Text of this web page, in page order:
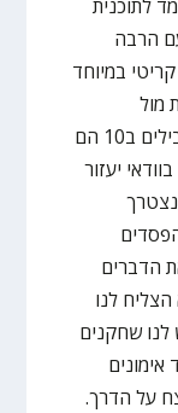
לתוכנית
הרבה
קריטי במיוחד
מול
האוהדים, גם אם אנחנו בפיגור 10 או מובילים ב10 הם
יעזור
הדברים
לנו
לנו שחקנים
על הדרך.